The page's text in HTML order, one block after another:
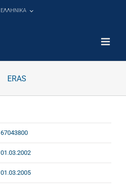
ΕΛΛΗΝΙΚΑ
ERAS
67043800
01.03.2002
01.03.2005